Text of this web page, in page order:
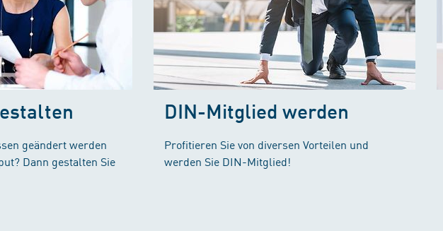
geändert werden
Dann gestalten Sie
DIN-Mitglied werden
Profitieren Sie von diversen Vorteilen und
werden Sie DIN-Mitglied!